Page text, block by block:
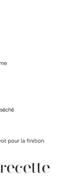
pour la finition